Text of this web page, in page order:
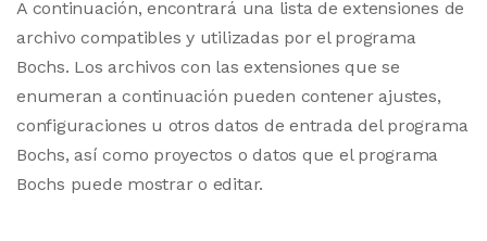
A continuación, encontrará una lista de extensiones de
archivo compatibles y utilizadas por el programa
Bochs. Los archivos con las extensiones que se
enumeran a continuación pueden contener ajustes,
configuraciones u otros datos de entrada del programa
Bochs, así como proyectos o datos que el programa
Bochs puede mostrar o editar.